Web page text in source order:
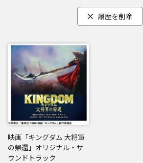
履歴を削除
映画「キングダム 大将軍
の帰還」オリジナル・サ
ウンドトラック